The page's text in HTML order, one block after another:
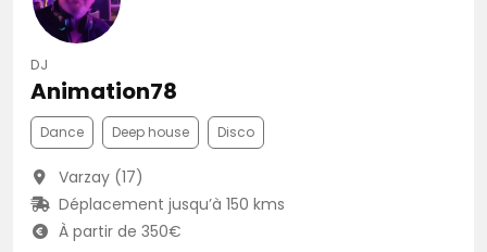
DJ
Animation78
Dance Deep house Disco
Varzay (17)
Déplacement jusqu’à 150 kms
À partir de 350€